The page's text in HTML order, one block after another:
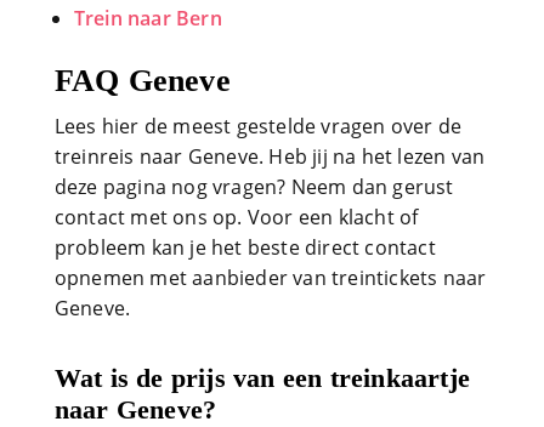
Trein naar Bern
FAQ Geneve
Lees hier de meest gestelde vragen over de
treinreis naar Geneve. Heb jij na het lezen van
deze pagina nog vragen? Neem dan gerust
contact met ons op. Voor een klacht of
probleem kan je het beste direct contact
opnemen met aanbieder van treintickets naar
Geneve.
Wat is de prijs van een treinkaartje
naar Geneve?